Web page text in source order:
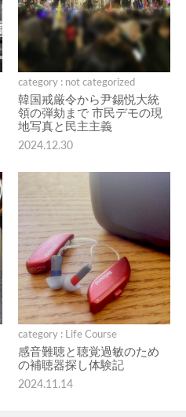
category : not categorized
韓国戒厳令から尹錫悦大統
領の弾劾まで 市民デモの現
地写真と民主主義
2024.12.30
category : Life Course
感音難聴と聴覚過敏のため
の補聴器探し体験記
2024.11.14